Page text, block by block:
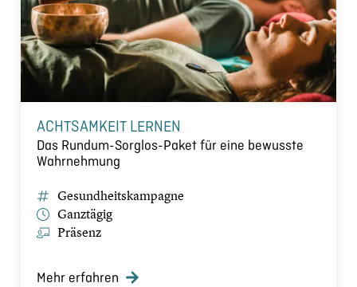
ACHTSAMKEIT LERNEN
Das Rundum-Sorglos-Paket für eine bewusste
Wahrnehmung
Gesundheitskampagne
Ganztägig
Präsenz
Mehr erfahren